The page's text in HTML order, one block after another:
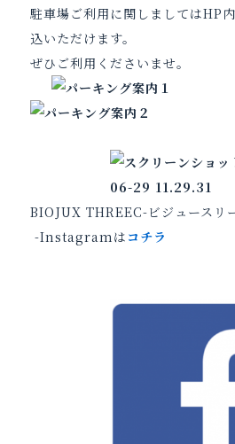
駐車場ご利用に関しましてはHP
込いただけます。
ぜひご利用くださいませ。
BIOJUX THREEC-ビジュースリ
-Instagramは コチラ